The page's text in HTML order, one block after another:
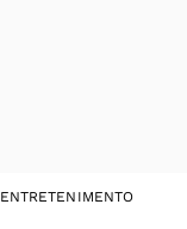
ENTRETENIMENTO